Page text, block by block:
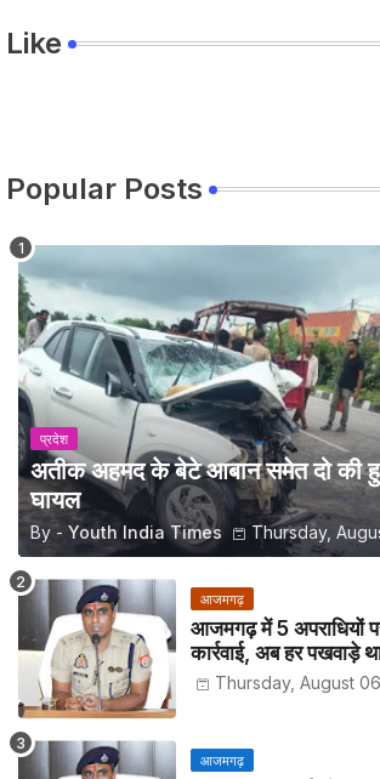
Like
Popular Posts
प्रदेश
अतीक अहमद के बेटे आबान समेत दो की
घायल
By - Youth India Times Thursday,
आजमगढ़
आजमगढ़ में 5 अपराधियों
कार्रवाई, अब हर पखवाड़े
हाजिरीThursday, August
आजमगढ़